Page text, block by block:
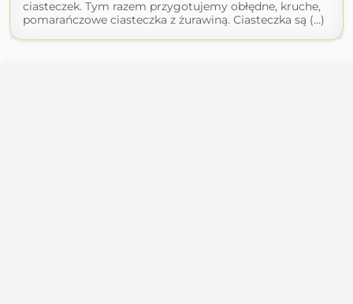
ciasteczek. Tym razem przygotujemy obłędne, kruche,
pomarańczowe ciasteczka z żurawiną. Ciasteczka są (...)